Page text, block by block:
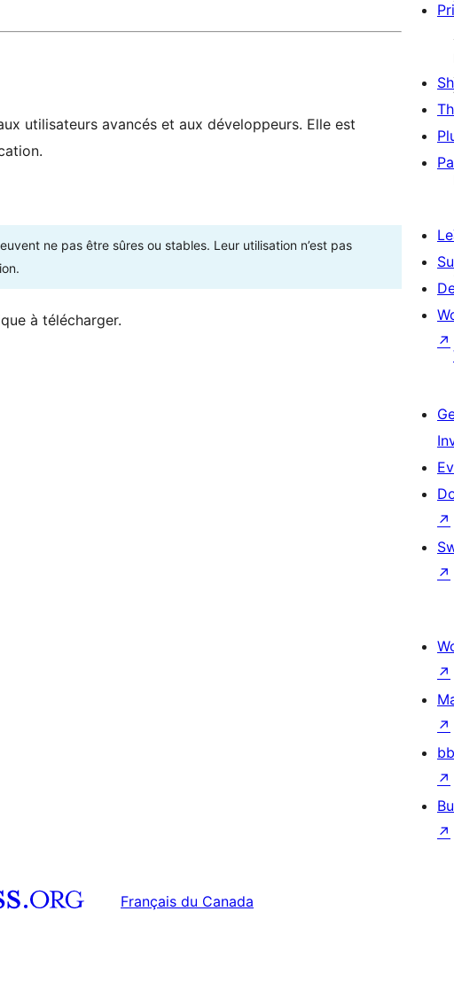
utilisateurs avancés et aux développeurs. Elle est
ne pas être sûres ou stables. Leur utilisation n’est pas
à télécharger.
↗
↗
↗
↗
↗
↗
↗
Français du Canada